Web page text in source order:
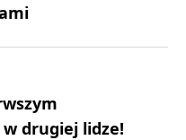
drugiej lidze!